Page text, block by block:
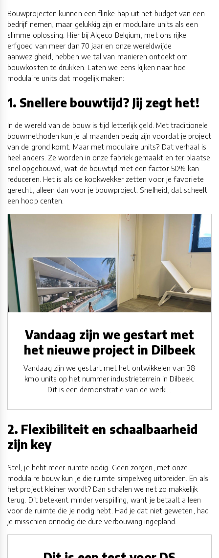
Bouwprojecten kunnen een flinke hap uit het budget van een
bedrijf nemen, maar gelukkig zijn er modulaire units als een
slimme oplossing. Hier bij Algeco Belgium, met ons rijke
erfgoed van meer dan 70 jaar en onze wereldwijde
aanwezigheid, hebben we tal van manieren ontdekt om
bouwkosten te drukken. Laten we eens kijken naar hoe
modulaire units dat mogelijk maken:
1. Snellere bouwtijd? Jij zegt het!
In de wereld van de bouw is tijd letterlijk geld. Met traditionele
bouwmethoden kun je al maanden bezig zijn voordat je project
van de grond komt. Maar met modulaire units? Dat verhaal is
heel anders. Ze worden in onze fabriek gemaakt en ter plaatse
snel opgebouwd, wat de bouwtijd met een factor 50% kan
reduceren. Het is als de kookwekker zetten voor je favoriete
gerecht, alleen dan voor je bouwproject. Snelheid, dat scheelt
een hoop centen.
Vandaag zijn we gestart met
het nieuwe project in Dilbeek
Vandaag zijn we gestart met het ontwikkelen van 38
kmo units op het nummer industrieterrein in Dilbeek.
Dit is een demonstratie van de werki...
2. Flexibiliteit en schaalbaarheid
zijn key
Stel, je hebt meer ruimte nodig. Geen zorgen, met onze
modulaire bouw kun je die ruimte simpelweg uitbreiden. En als
het project kleiner wordt? Dan schalen we net zo makkelijk
terug. Dit betekent minder verspilling, want je betaalt alleen
voor de ruimte die je nodig hebt. Had je dat niet geweten, had
je misschien onnodig die dure verbouwing ingepland.